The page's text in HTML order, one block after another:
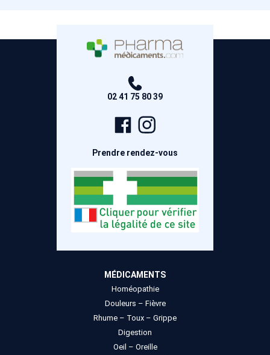
02 41 75 80 39
Page
Facebook
Prendre rendez-vous
MÉDICAMENTS
Homéopathie
Douleurs – Fièvre
Rhume – Toux – Grippe
Digestion
Oeil – Oreille